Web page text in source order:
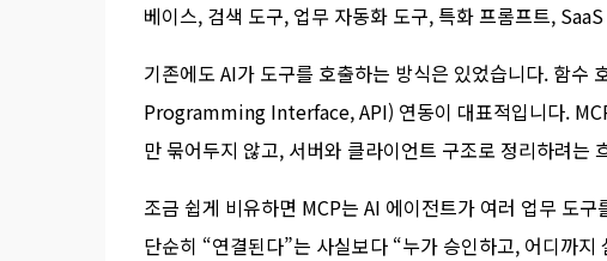
베이스, 검색 도구, 업무 자동화 도구, 특화 프롬프트,
기존에도 AI가 도구를 호출하는 방식은 있었습니다. 함
Programming Interface, API) 연동이 대표적입니다.
만 묶어두지 않고, 서버와 클라이언트 구조로 정리하려는
조금 쉽게 비유하면 MCP는 AI 에이전트가 여러 업무 도
단순히 “연결된다”는 사실보다 “누가 승인하고, 어디까